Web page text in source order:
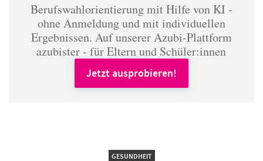
Berufswahlorientierung mit Hilfe von KI -
ohne Anmeldung und mit individuellen
Ergebnissen. Auf unserer Azubi-Plattform
azubister - für Eltern und Schüler:innen
Jetzt ausprobieren!
GESUNDHEIT